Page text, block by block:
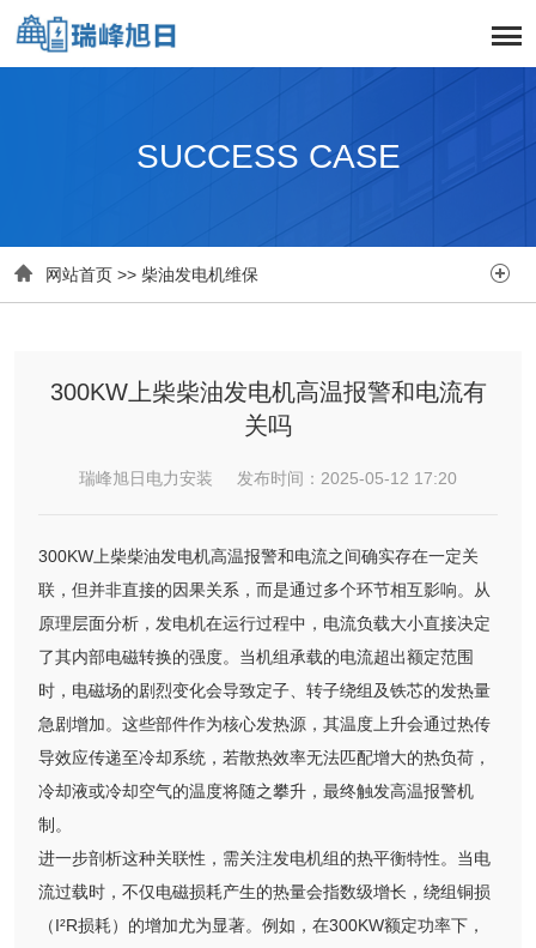
SUCCESS CASE
 网站首页 >> 柴油发电机维保 
300KW上柴柴油发电机高温报警和电流有
关吗
瑞峰旭日电力安装 发布时间：2025-05-12 17:20
300KW上柴柴油发电机高温报警和电流之间确实存在一定关
联，但并非直接的因果关系，而是通过多个环节相互影响。从
原理层面分析，发电机在运行过程中，电流负载大小直接决定
了其内部电磁转换的强度。当机组承载的电流超出额定范围
时，电磁场的剧烈变化会导致定子、转子绕组及铁芯的发热量
急剧增加。这些部件作为核心发热源，其温度上升会通过热传
导效应传递至冷却系统，若散热效率无法匹配增大的热负荷，
冷却液或冷却空气的温度将随之攀升，最终触发高温报警机
制。
进一步剖析这种关联性，需关注发电机组的热平衡特性。当电
流过载时，不仅电磁损耗产生的热量会指数级增长，绕组铜损
（I²R损耗）的增加尤为显著。例如，在300KW额定功率下，